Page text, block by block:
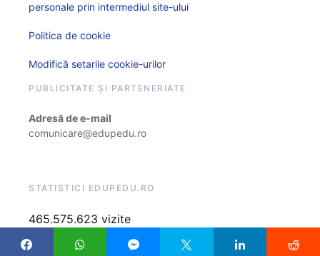
personale prin intermediul site-ului
Politica de cookie
Modifică setarile cookie-urilor
PUBLICITATE ȘI PARTENERIATE
Adresă de e-mail
comunicare@edupedu.ro
STATISTICI EDUPEDU.RO
465.575.623 vizite